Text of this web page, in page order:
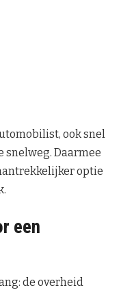
ook snel
snelweg. Daarmee
optie
een
de overheid